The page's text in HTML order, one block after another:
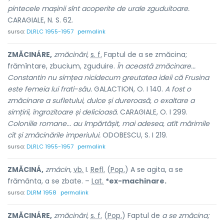
pintecele mașinii sînt acoperite de urale zguduitoare.
CARAGIALE, N. S. 62.
sursa:DLRLC 1955-1957 permalink
ZMĂCINÁRE, zmăcinări, s. f. Faptul de a se zmăcina;
frămîntare, zbucium, zguduire. În această zmăcinare...
Constantin nu simțea nicidecum greutatea ideii că Frusina
este femeia lui frati-său. GALACTION, O. I 140. A fost o
zmăcinare a sufletului, dulce și dureroasă, o exaltare a
simțirii, îngrozitoare și delicioasă. CARAGIALE, O. I 299.
Coloniile romane... au împărtășit, mai adesea, atît mărimile
cît și zmăcinările imperiului. ODOBESCU, S. I 219.
sursa:DLRLC 1955-1957 permalink
ZMĂCINÁ, zmácin, vb. I. Refl. (Pop.) A se agita, a se
frământa, a se zbate. – Lat. *ex-machinare.
sursa:DLRM 1958 permalink
ZMĂCINÁRE, zmăcinări, s. f. (Pop.) Faptul de a se zmăcina;